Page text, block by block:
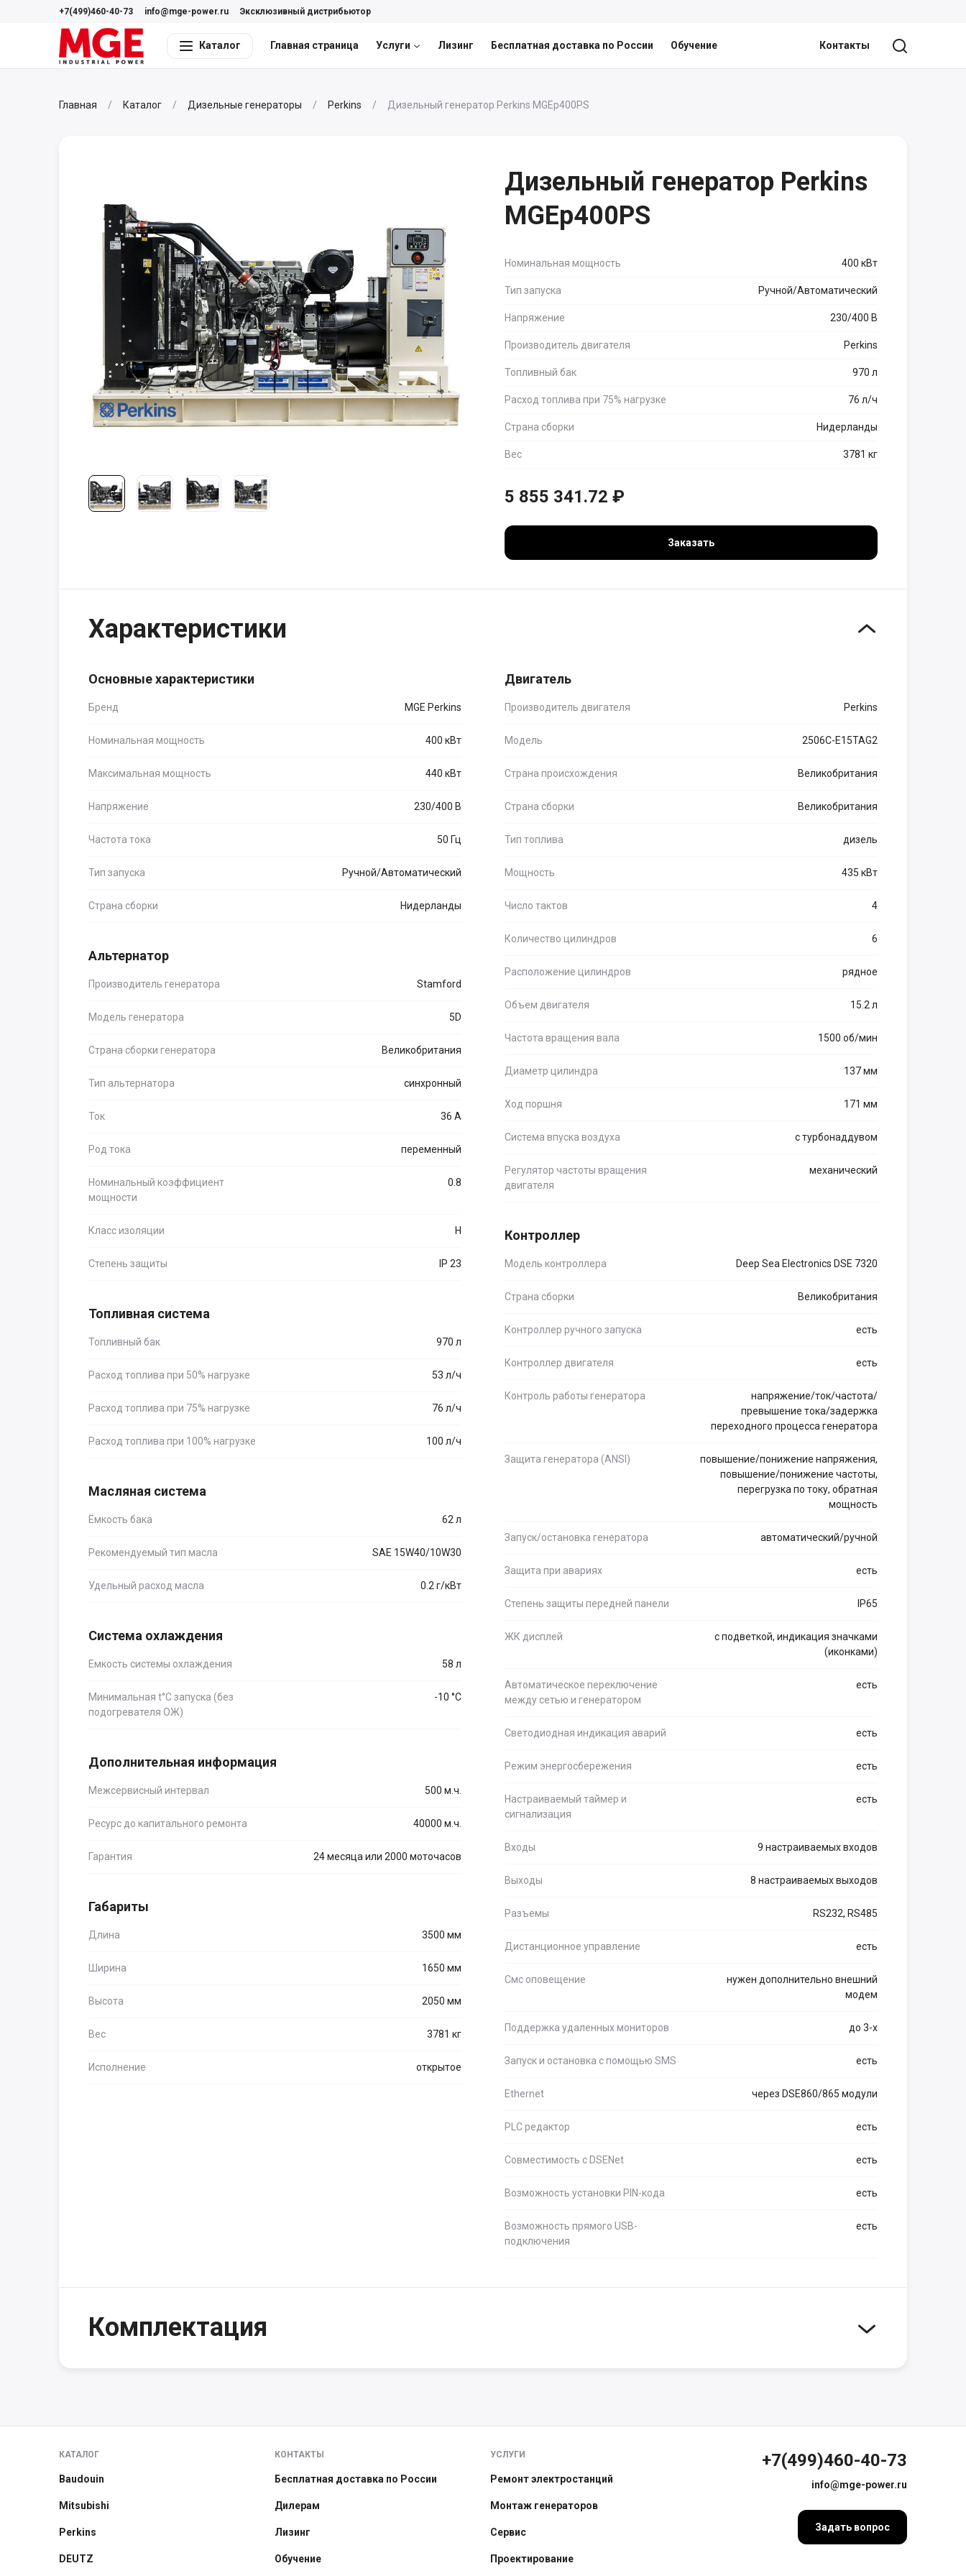
+7(499)460-40-73 info@mge-power.ru Эксклюзивный дистрибьютор
Каталог Главная страница Услуги Лизинг Бесплатная доставка по России Обучение Контакты
Главная Каталог Дизельные генераторы Perkins Дизельный генератор Perkins MGEp400PS
Дизельный генератор Perkins
MGEp400PS
Номинальная мощность 400 кВт
Тип запуска Ручной/Автоматический
Напряжение 230/400 В
Производитель двигателя Perkins
Топливный бак 970 л
Расход топлива при 75% нагрузке 76 л/ч
Страна сборки Нидерланды
Вес 3781 кг
5 855 341.72 ₽
Заказать
Характеристики
Основные характеристики
Бренд MGE Perkins
Номинальная мощность 400 кВт
Максимальная мощность 440 кВт
Напряжение 230/400 В
Частота тока 50 Гц
Тип запуска Ручной/Автоматический
Страна сборки Нидерланды
Двигатель
Производитель двигателя Perkins
Модель 2506C-E15TAG2
Страна происхождения Великобритания
Страна сборки Великобритания
Тип топлива дизель
Мощность 435 кВт
Число тактов 4
Количество цилиндров 6
Расположение цилиндров рядное
Объем двигателя 15.2 л
Частота вращения вала 1500 об/мин
Диаметр цилиндра 137 мм
Ход поршня 171 мм
Система впуска воздуха с турбонаддувом
Регулятор частоты вращения
двигателя
механический
Альтернатор
Производитель генератора Stamford
Модель генератора 5D
Страна сборки генератора Великобритания
Тип альтернатора синхронный
Ток 36 А
Род тока переменный
Номинальный коэффициент
мощности
0.8
Класс изоляции H
Степень защиты IP 23
Контроллер
Модель контроллера Deep Sea Electronics DSE 7320
Страна сборки Великобритания
Контроллер ручного запуска есть
Контроллер двигателя есть
Контроль работы генератора
напряжение/ток/частота/
превышение тока/задержка
переходного процесса генератора
Защита генератора (ANSI)
повышение/понижение напряжения,
повышение/понижение частоты,
перегрузка по току, обратная
мощность
Запуск/остановка генератора автоматический/ручной
Защита при авариях есть
Степень защиты передней панели IP65
ЖК дисплей
с подветкой, индикация значками
(иконками)
Автоматическое переключение
между сетью и генератором
есть
Светодиодная индикация аварий есть
Режим энергосбережения есть
Настраиваемый таймер и
сигнализация
есть
Входы 9 настраиваемых входов
Выходы 8 настраиваемых выходов
Разъемы RS232, RS485
Дистанционное управление есть
Смс оповещение
нужен дополнительно внешний
модем
Поддержка удаленных мониторов до 3-х
Запуск и остановка с помощью SMS есть
Ethernet через DSE860/865 модули
PLC редактор есть
Совместимость c DSENet есть
Возможность установки PIN-кода есть
Возможность прямого USB-
подключения
есть
Топливная система
Топливный бак 970 л
Расход топлива при 50% нагрузке 53 л/ч
Расход топлива при 75% нагрузке 76 л/ч
Расход топлива при 100% нагрузке 100 л/ч
Масляная система
Ёмкость бака 62 л
Рекомендуемый тип масла SAE 15W40/10W30
Удельный расход масла 0.2 г/кВт
Система охлаждения
Емкость системы охлаждения 58 л
Минимальная t°С запуска (без
подогревателя ОЖ)
-10 °С
Дополнительная информация
Межсервисный интервал 500 м.ч.
Ресурс до капитального ремонта 40000 м.ч.
Гарантия 24 месяца или 2000 моточасов
Габариты
Длина 3500 мм
Ширина 1650 мм
Высота 2050 мм
Вес 3781 кг
Исполнение открытое
Комплектация
КАТАЛОГ
Baudouin
Mitsubishi
Perkins
DEUTZ
КОНТАКТЫ
Бесплатная доставка по России
Дилерам
Лизинг
Обучение
УСЛУГИ
Ремонт электростанций
Монтаж генераторов
Сервис
Проектирование
+7(499)460-40-73
info@mge-power.ru
Задать вопрос